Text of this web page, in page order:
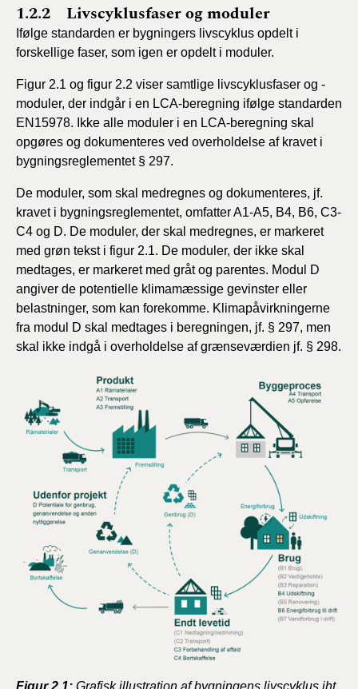
1.2.2 Livscyklusfaser og moduler
Ifølge standarden er bygningers livscyklus opdelt i
forskellige faser, som igen er opdelt i moduler.
Figur 2.1 og figur 2.2 viser samtlige livscyklusfaser og -
moduler, der indgår i en LCA-beregning ifølge standarden
EN15978. Ikke alle moduler i en LCA-beregning skal
opgøres og dokumenteres ved overholdelse af kravet i
bygningsreglementet § 297.
De moduler, som skal medregnes og dokumenteres, jf.
kravet i bygningsreglementet, omfatter A1-A5, B4, B6, C3-
C4 og D. De moduler, der skal medregnes, er markeret
med grøn tekst i figur 2.1. De moduler, der ikke skal
medtages, er markeret med gråt og parentes. Modul D
angiver de potentielle klimamæssige gevinster eller
belastninger, som kan forekomme. Klimapåvirkningerne
fra modul D skal medtages i beregningen, jf. § 297, men
skal ikke indgå i overholdelse af grænseværdien jf. § 298.
Figur 2.1: Grafisk illustration af bygningens livscyklus iht.